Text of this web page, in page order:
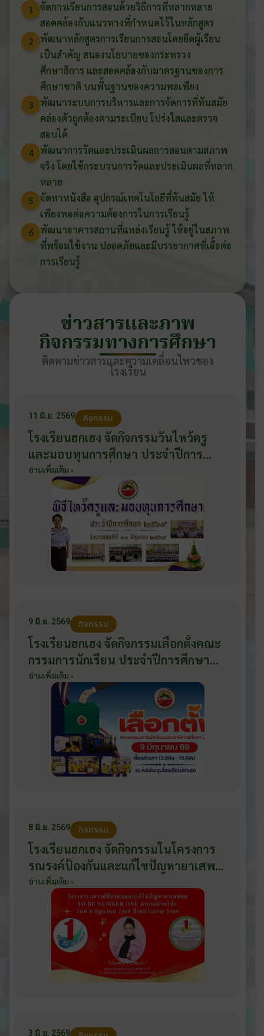
1 จัดการเรียนการสอนด้วยวิธีการที่หลากหลาย
สอดคล้องกับแนวทางที่กำหนดไว้ในหลักสูตร
2
พัฒนาหลักสูตรการเรียนการสอนโดยยึดผู้เรียน
เป็นสำคัญ สนองนโยบายของกระทรวง
ศึกษาธิการ และสอดคล้องกับมาตรฐานของการ
ศึกษาชาติ บนพื้นฐานของความพอเพียง
3
พัฒนาระบบการบริหารและการจัดการที่ทันสมัย
คล่องตัวถูกต้องตามระเบียบ โปร่งใสและตรวจ
สอบได้
4 พัฒนาการวัดและประเมินผลการสอนตามสภาพ
จริง โดยใช้กระบวนการวัดและประเมินผลที่หลาก
หลาย
5 จัดหาหนังสือ อุปกรณ์เทคโนโลยีที่ทันสมัย ให้
เพียงพอต่อความต้องการในการเรียนรู้
6 พัฒนาอาคารสถานที่แหล่งเรียนรู้ ให้อยู่ในสภาพ
ที่พร้อมใช้งาน ปลอดภัยและมีบรรยากาศที่เอื้อต่อ
การเรียนรู้
ข่าวสารและภาพ
กิจกรรมทางการศึกษา
ติดตามข่าวสารและความเคลื่อนไหวของ
โรงเรียน
11 มิ.ย. 2569 กิจกรรม
โรงเรียนฮกเฮง จัดกิจกรรมวันไหว้ครู
และมอบทุนการศึกษา ประจำปีการ
ศึกษา 2569 วันที่ 11 มิถุนายน 2569
อ่านเพิ่มเติม ›
9 มิ.ย. 2569 กิจกรรม
โรงเรียนฮกเฮง จัดกิจกรรมเลือกตั้งคณะ
กรรมการนักเรียน ประจำปีการศึกษา
2569 ส่งเสริมประชาธิปไตยในโรงเรียน
วันที่ 9 มิถุนายน 2569
อ่านเพิ่มเติม ›
8 มิ.ย. 2569 กิจกรรม
โรงเรียนฮกเฮง จัดกิจกรรมในโครงการ
รณรงค์ป้องกันและแก้ไขปัญหายาเสพ
ติด TO BE NUMBER ONE อำเภอ
บ้านโป่ง ปีงบประมาณ 2569 ให้กับ
นักเรียนแกนนำ ในวันที่ 8 มิถุนายน
2569
อ่านเพิ่มเติม ›
3 มิ.ย. 2569